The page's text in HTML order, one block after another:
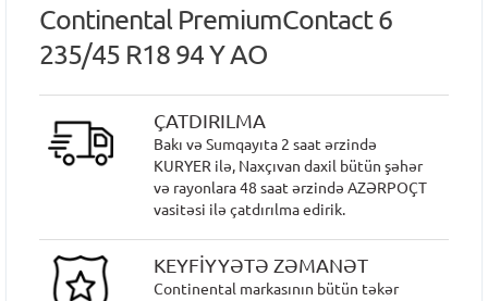
Continental PremiumContact 6
235/45 R18 94 Y AO
ÇATDIRILMA
Bakı və Sumqayıta 2 saat ərzində
KURYER ilə, Naxçıvan daxil bütün şəhər
və rayonlara 48 saat ərzində AZƏRPOÇT
vasitəsi ilə çatdırılma edirik.
KEYFİYYƏTƏ ZƏMANƏT
Continental markasının bütün təkər